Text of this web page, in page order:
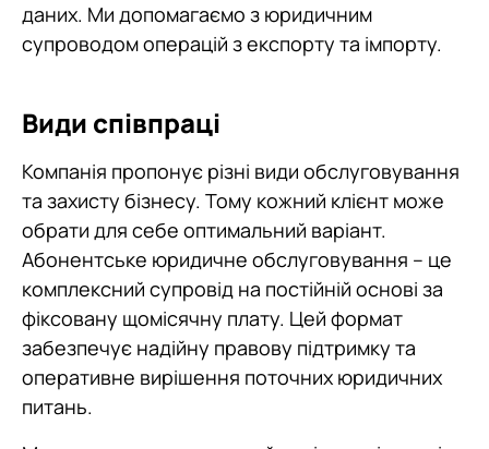
даних. Ми допомагаємо з юридичним
супроводом операцій з експорту та імпорту.
Види співпраці
Компанія пропонує різні види обслуговування
та захисту бізнесу. Тому кожний клієнт може
обрати для себе оптимальний варіант.
Абонентське юридичне обслуговування – це
комплексний супровід на постійній основі за
фіксовану щомісячну плату. Цей формат
забезпечує надійну правову підтримку та
оперативне вирішення поточних юридичних
питань.